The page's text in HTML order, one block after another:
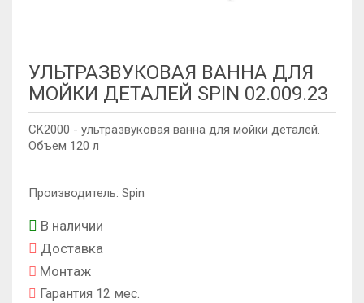
УЛЬТРАЗВУКОВАЯ ВАННА ДЛЯ
МОЙКИ ДЕТАЛЕЙ SPIN 02.009.23
CK2000 - ультразвуковая ванна для мойки деталей.
Объем 120 л
Производитель: Spin
В наличии
Доставка
Монтаж
Гарантия 12 мес.